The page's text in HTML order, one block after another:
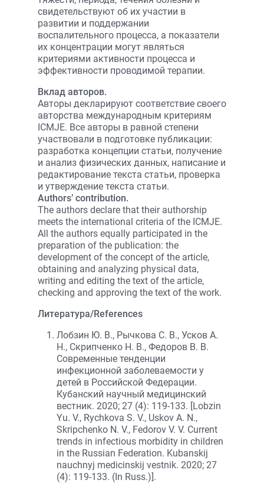
свидетельствуют об их участии в
развитии и поддержании
воспалительного процесса, а показатели
их концентрации могут являться
критериями активности процесса и
эффективности проводимой терапии.
Вклад авторов.
Авторы декларируют соответствие своего
авторства международным критериям
ICMJE. Все авторы в равной степени
участвовали в подготовке публикации:
разработка концепции статьи, получение
и анализ физических данных, написание и
редактирование текста статьи, проверка
и утверждение текста статьи.
Authors’ contribution.
The authors declare that their authorship
meets the international criteria of the ICMJE.
All the authors equally participated in the
preparation of the publication: the
development of the concept of the article,
obtaining and analyzing physical data,
writing and editing the text of the article,
checking and approving the text of the work.
Литература/References
Лобзин Ю. В., Рычкова С. В., Усков А.
Н., Скрипченко Н. В., Федоров В. В.
Современные тенденции
инфекционной заболеваемости у
детей в Российской Федерации.
Кубанский научный медицинский
вестник. 2020; 27 (4): 119-133. [Lobzin
Yu. V., Rychkova S. V., Uskov A. N.,
Skripchenko N. V., Fedorov V. V. Current
trends in infectious morbidity in children
in the Russian Federation. Kubanskij
nauchnyj medicinskij vestnik. 2020; 27
(4): 119-133. (In Russ.)].